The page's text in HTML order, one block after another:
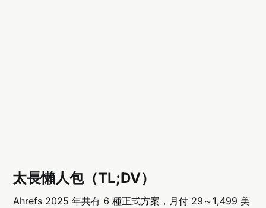
太長懶人包（TL;DV）
Ahrefs 2025 年共有 6 種正式方案，月付 29～1,499 美